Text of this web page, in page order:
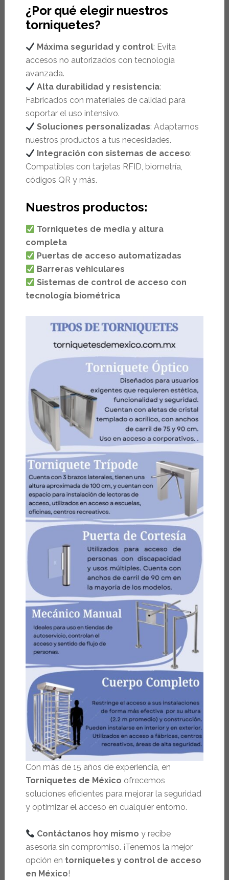
¿Por qué elegir nuestros
torniquetes?
Máxima seguridad y control: Evita
accesos no autorizados con tecnología
avanzada.
Alta durabilidad y resistencia:
Fabricados con materiales de calidad para
soportar el uso intensivo.
Soluciones personalizadas: Adaptamos
nuestros productos a tus necesidades.
Integración con sistemas de acceso:
Compatibles con tarjetas RFID, biometría,
códigos QR y más.
Nuestros productos:
Torniquetes de media y altura
completa
Puertas de acceso automatizadas
Barreras vehiculares
Sistemas de control de acceso con
tecnología biométrica
Con más de 15 años de experiencia, en
Torniquetes de México ofrecemos
soluciones eficientes para mejorar la seguridad
y optimizar el acceso en cualquier entorno.
Contáctanos hoy mismo y recibe
asesoría sin compromiso. ¡Tenemos la mejor
opción en torniquetes y control de acceso
en México!